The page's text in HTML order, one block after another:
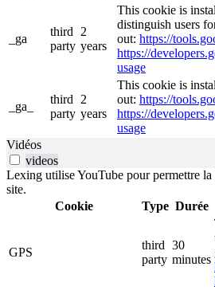
_ga
third
party
2
years
This cookie is
distinguish users
out: https://
https://
usage
_ga_
third
party
2
years
This cookie is
out: https://
https://
usage
Vidéos
videos
Lexing utilise YouTube pour permettre la
site.
Cookie
Type Durée
GPS
third
party
30
minutes